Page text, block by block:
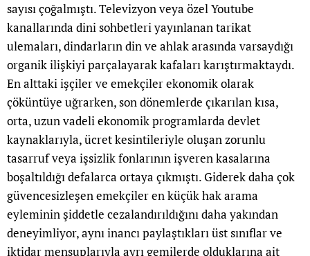
sayısı çoğalmıştı. Televizyon veya özel Youtube
kanallarında dini sohbetleri yayınlanan tarikat
ulemaları, dindarların din ve ahlak arasında varsaydığı
organik ilişkiyi parçalayarak kafaları karıştırmaktaydı.
En alttaki işçiler ve emekçiler ekonomik olarak
çöküntüye uğrarken, son dönemlerde çıkarılan kısa,
orta, uzun vadeli ekonomik programlarda devlet
kaynaklarıyla, ücret kesintileriyle oluşan zorunlu
tasarruf veya işsizlik fonlarının işveren kasalarına
boşaltıldığı defalarca ortaya çıkmıştı. Giderek daha çok
güvencesizleşen emekçiler en küçük hak arama
eyleminin şiddetle cezalandırıldığını daha yakından
deneyimliyor, aynı inancı paylaştıkları üst sınıflar ve
iktidar mensuplarıyla ayrı gemilerde olduklarına ait